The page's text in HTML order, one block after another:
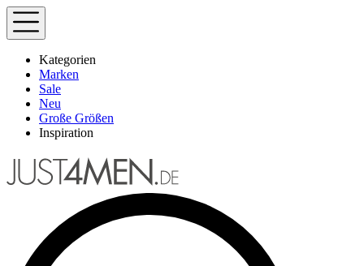
Kategorien
Marken
Sale
Neu
Große Größen
Inspiration